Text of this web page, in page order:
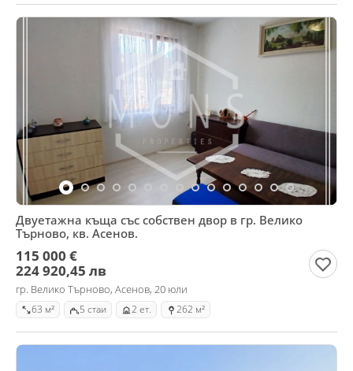
Двуетажна къща със собствен двор в гр. Велико
Търново, кв. Асенов.
115 000 €
224 920,45 лв
гр. Велико Търново, Асенов, 20 юли
63 м² 5 стаи 2 ет. 262 м²